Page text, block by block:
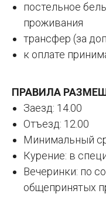
постельное
проживания
трансфер (за
к оплате
ПРАВИЛА
Заезд: 14.00
Отъезд: 12.00
Минимальный
Курение: в
Вечеринки: по
общепринятых